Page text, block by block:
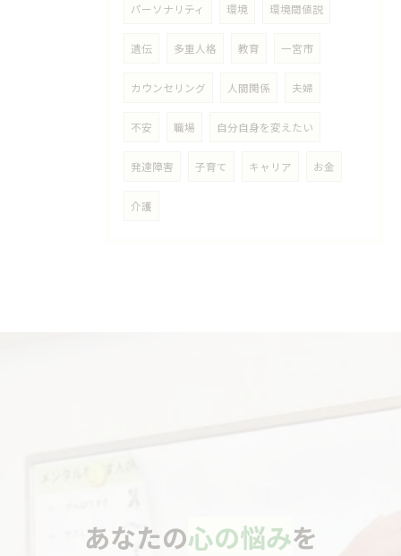
パーソナリティ 環境 環境閾値説
遺伝 多重人格 教育 一宮市
カウンセリング 人間関係 夫婦
不安 職場 自分自身を変えたい
発達障害 子育て キャリア お金
介護
あなたの心の悩みを